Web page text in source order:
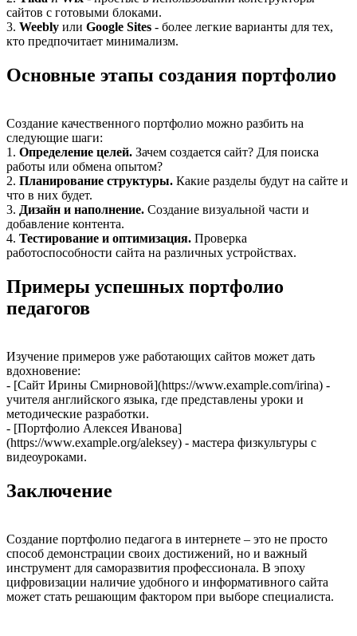
сайтов с готовыми блоками.
3. Weebly или Google Sites - более легкие варианты для тех,
кто предпочитает минимализм.
Основные этапы создания портфолио
Создание качественного портфолио можно разбить на
следующие шаги:
1. Определение целей. Зачем создается сайт? Для поиска
работы или обмена опытом?
2. Планирование структуры. Какие разделы будут на сайте и
что в них будет.
3. Дизайн и наполнение. Создание визуальной части и
добавление контента.
4. Тестирование и оптимизация. Проверка
работоспособности сайта на различных устройствах.
Примеры успешных портфолио
педагогов
Изучение примеров уже работающих сайтов может дать
вдохновение:
- [Сайт Ирины Смирновой](https://www.example.com/irina) -
учителя английского языка, где представлены уроки и
методические разработки.
- [Портфолио Алексея Иванова]
(https://www.example.org/aleksey) - мастера физкультуры с
видеоуроками.
Заключение
Создание портфолио педагога в интернете – это не просто
способ демонстрации своих достижений, но и важный
инструмент для саморазвития профессионала. В эпоху
цифровизации наличие удобного и информативного сайта
может стать решающим фактором при выборе специалиста.